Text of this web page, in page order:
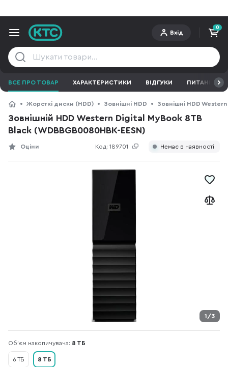
Вхід
0
ВСЕ ПРО ТОВАР ХАРАКТЕРИСТИКИ ВІДГУКИ ПИТАННЯ ТА
Жорсткі диски (HDD) Зовнішні HDD Зовнішні HDD
Зовнішній HDD Western Digital MyBook 8TB
Black (WDBBGB0080HBK-EESN)
Код: 189701
Оціни Немає в наявності
1/3
Об'єм накопичувача: 8 ТБ
6 ТБ 8 ТБ